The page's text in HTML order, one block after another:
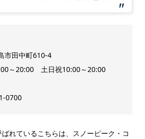
市田中町610-4
～20:00 土日祝10:00～20:00
0700
れているこちらは、スノーピーク・コ